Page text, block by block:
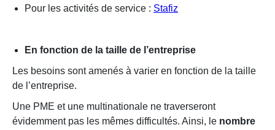
Pour les activités de service : Stafiz
En fonction de la taille de l’entreprise
Les besoins sont amenés à varier en fonction de la taille
de l’entreprise.
Une PME et une multinationale ne traverseront
évidemment pas les mêmes difficultés. Ainsi, le nombre